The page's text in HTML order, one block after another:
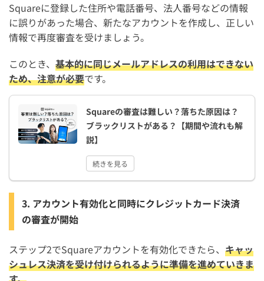
Squareに登録した住所や電話番号、法人番号などの情報
に誤りがあった場合、新たなアカウントを作成し、正しい
情報で再度審査を受けましょう。
このとき、 基本的に同じメールアドレスの利用はできない
ため、注意が必要です。
Squareの審査は難しい？落ちた原因は？
ブラックリストがある？【期間や流れも解
説】
続きを見る
3. アカウント有効化と同時にクレジットカード決済
の審査が開始
ステップ2でSquareアカウントを有効化できたら、 キャッ
シュレス決済を受け付けられるように準備を進めていきま